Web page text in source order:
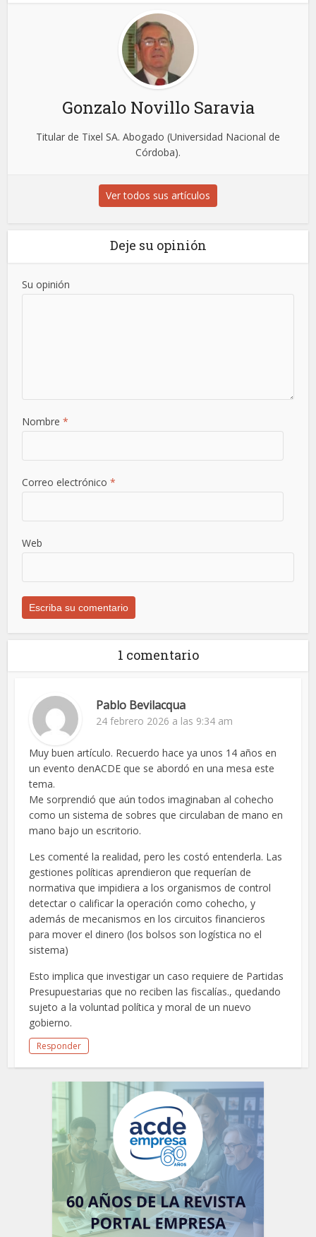
Gonzalo Novillo Saravia
Titular de Tixel SA. Abogado (Universidad Nacional de
Córdoba).
Ver todos sus artículos
Deje su opinión
Su opinión
Nombre*
Correo electrónico*
Web
1 comentario
Pablo Bevilacqua
24 febrero 2026 a las 9:34 am
Muy buen artículo. Recuerdo hace ya unos 14 años en
un evento denACDE que se abordó en una mesa este
tema.
Me sorprendió que aún todos imaginaban al cohecho
como un sistema de sobres que circulaban de mano en
mano bajo un escritorio.
Les comenté la realidad, pero les costó entenderla. Las
gestiones políticas aprendieron que requerían de
normativa que impidiera a los organismos de control
detectar o calificar la operación como cohecho, y
además de mecanismos en los circuitos financieros
para mover el dinero (los bolsos son logística no el
sistema)
Esto implica que investigar un caso requiere de Partidas
Presupuestarias que no reciben las fiscalías., quedando
sujeto a la voluntad política y moral de un nuevo
gobierno.
Responder